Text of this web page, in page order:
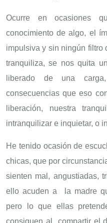
Ocurre en ocasiones
conocimiento de algo, el
impulsiva y sin ningún filtro
tranquiliza, se nos quita
liberado de una
consecuencias que eso
liberación, nuestra
intranquilizar e inquietar, o
He tenido ocasión de
chicas, que por
sienten mal, angustiadas,
ello acuden a la madre
pero lo que ellas
consiguen al compartir el